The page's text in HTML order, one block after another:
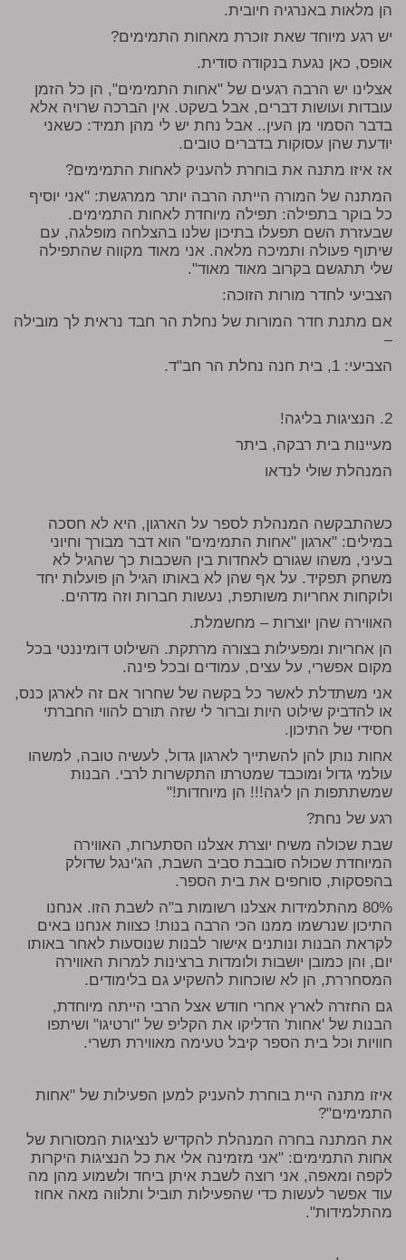
הן מלאות באנרגיה חיובית.
יש רגע מיוחד שאת זוכרת מאחות התמימים?
אופס, כאן נגעת בנקודה סודית.
אצלינו יש הרבה רגעים של "אחות התמימים", הן כל הזמן
עובדות ועושות דברים, אבל בשקט. אין הברכה שרויה אלא
בדבר הסמוי מן העין.. אבל נחת יש לי מהן תמיד: כשאני
יודעת שהן עסוקות בדברים טובים.
אז איזו מתנה את בוחרת להעניק לאחות התמימים?
המתנה של המורה הייתה הרבה יותר ממרגשת: "אני יוסיף
כל בוקר בתפילה: תפילה מיוחדת לאחות התמימים.
שבעזרת השם תפעלו בתיכון שלנו בהצלחה מופלגה, עם
שיתוף פעולה ותמיכה מלאה. אני מאוד מקווה שהתפילה
שלי תתגשם בקרוב מאוד מאוד".
הצביעי לחדר מורות הזוכה:
אם מתנת חדר המורות של נחלת הר חבד נראית לך מובילה
–
הצביעי: 1, בית חנה נחלת הר חב"ד.
2. הנציגות בליגה!
מעיינות בית רבקה, ביתר
המנהלת שולי לנדאו
כשהתבקשה המנהלת לספר על הארגון, היא לא חסכה
במילים: "ארגון "אחות התמימים" הוא דבר מבורך וחיוני
בעיני, משהו שגורם לאחדות בין השכבות כך שהגיל לא
משחק תפקיד. על אף שהן לא באותו הגיל הן פועלות יחד
ולוקחות אחריות משותפת, נעשות חברות וזה מדהים.
האווירה שהן יוצרות – מחשמלת.
הן אחריות ומפעילות בצורה מרתקת. השילוט דומיננטי בכל
מקום אפשרי, על עצים, עמודים ובכל פינה.
אני משתדלת לאשר כל בקשה של שחרור אם זה לארגן כנס,
או להדביק שילוט היות וברור לי שזה תורם להווי החברתי
חסידי של התיכון.
אחות נותן להן להשתייך לארגון גדול, לעשיה טובה, למשהו
עולמי גדול ומוכבד שמטרתו התקשרות לרבי. הבנות
שמשתתפות הן ליגה!!! הן מיוחדות!"
רגע של נחת?
שבת שכולה משיח יוצרת אצלנו הסתערות, האווירה
המיוחדת שכולה סובבת סביב השבת, הג'ינגל שדולק
בהפסקות, סוחפים את בית הספר.
80% מהתלמידות אצלנו רשומות ב"ה לשבת הזו. אנחנו
התיכון שנרשמו ממנו הכי הרבה בנות! כצוות אנחנו באים
לקראת הבנות ונותנים אישור לבנות שנוסעות לאחר באותו
יום, והן כמובן יושבות ולומדות ברצינות למרות האווירה
המסחררת, הן לא שוכחות להשקיע גם בלימודים.
גם החזרה לארץ אחרי חודש אצל הרבי הייתה מיוחדת,
הבנות של 'אחות' הדליקו את הקליפ של "ורטיגו" ושיתפו
חוויות וכל בית הספר קיבל טעימה מאווירת תשרי.
איזו מתנה היית בוחרת להעניק למען הפעילות של "אחות
התמימים"?
את המתנה בחרה המנהלת להקדיש לנציגות המסורות של
אחות התמימים: "אני מזמינה אלי את כל הנציגות היקרות
לקפה ומאפה, אני רוצה לשבת איתן ביחד ולשמוע מהן מה
עוד אפשר לעשות כדי שהפעילות תוביל ותלווה מאה אחוז
מהתלמידות".